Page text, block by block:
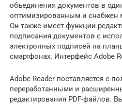
объединения документов в
оптимизированным и
Он также имеет функции
подписания документов с
электронных подписей на
смартфонах. Интерфейс Adobe
Adobe Reader поставляется с
переработанными и
редактирования PDF-файлов.